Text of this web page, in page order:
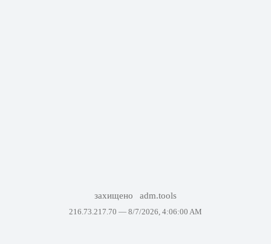
захищено adm.tools
216.73.217.70 — 8/7/2026, 4:06:00 AM